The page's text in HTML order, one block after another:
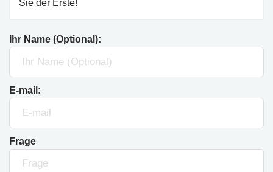
Sie der Erste!
Ihr Name (Optional):
E-mail:
Frage